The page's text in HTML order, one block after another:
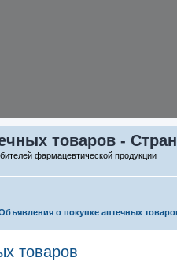
товаров -
фармацевтической продукции
о покупке аптечных
товаров